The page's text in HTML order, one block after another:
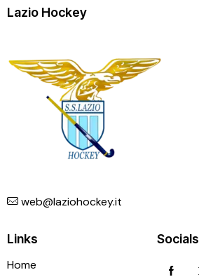
Lazio Hockey
web@laziohockey.it
Links
Home
Socials